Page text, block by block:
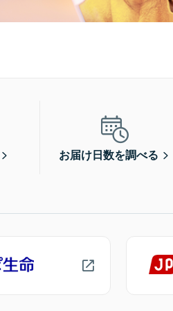
お届け日数を調べる